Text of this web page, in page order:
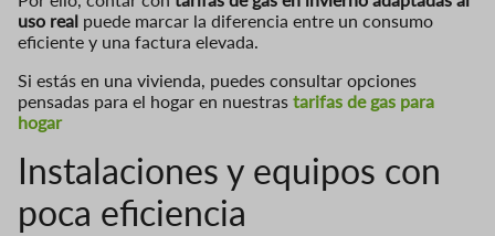
uso real puede marcar la diferencia entre un consumo
eficiente y una factura elevada.
Si estás en una vivienda, puedes consultar opciones
pensadas para el hogar en nuestras tarifas de gas para
hogar
Instalaciones y equipos con
poca eficiencia